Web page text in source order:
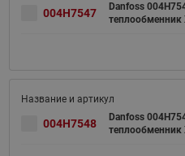
004H7547
Danfoss
теплообменник
004H7548
Danfoss
теплообменник